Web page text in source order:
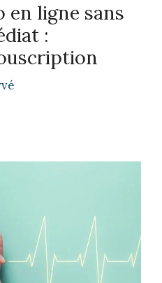
en ligne sans
: